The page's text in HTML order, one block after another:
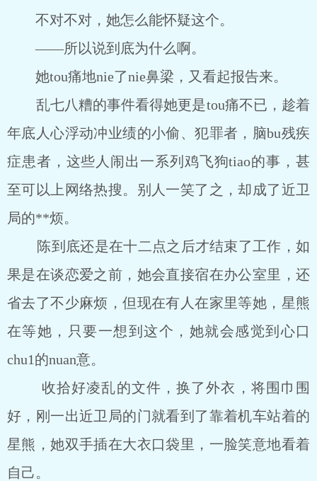
不对不对，她怎么能怀疑这个。
――所以说到底为什么啊。
她tou痛地nie了nie鼻梁，又看起报告来。
乱七八糟的事件看得她更是tou痛不已，趁着
年底人心浮动冲业绩的小偷、犯罪者，脑bu残疾
症患者，这些人闹出一系列鸡飞狗tiao的事，甚
至可以上网络热搜。别人一笑了之，却成了近卫
局的**烦。
陈到底还是在十二点之后才结束了工作，如
果是在谈恋爱之前，她会直接宿在办公室里，还
省去了不少麻烦，但现在有人在家里等她，星熊
在等她，只要一想到这个，她就会感觉到心口
chu1的nuan意。
收拾好凌乱的文件，换了外衣，将围巾围
好，刚一出近卫局的门就看到了靠着机车站着的
星熊，她双手插在大衣口袋里，一脸笑意地看着
自己。